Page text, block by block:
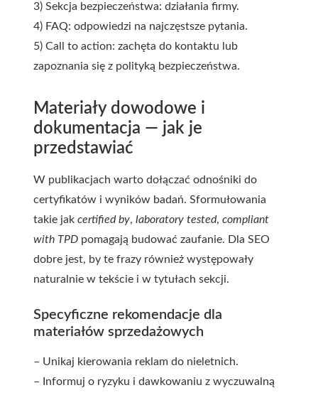
3) Sekcja bezpieczeństwa: działania firmy.
4) FAQ: odpowiedzi na najczęstsze pytania.
5) Call to action: zachęta do kontaktu lub
zapoznania się z polityką bezpieczeństwa.
Materiały dowodowe i
dokumentacja — jak je
przedstawiać
W publikacjach warto dołączać odnośniki do
certyfikatów i wyników badań. Sformułowania
takie jak certified by, laboratory tested, compliant
with TPD pomagają budować zaufanie. Dla SEO
dobre jest, by te frazy również występowały
naturalnie w tekście i w tytułach sekcji.
Specyficzne rekomendacje dla
materiałów sprzedażowych
– Unikaj kierowania reklam do nieletnich.
– Informuj o ryzyku i dawkowaniu z wyczuwalną